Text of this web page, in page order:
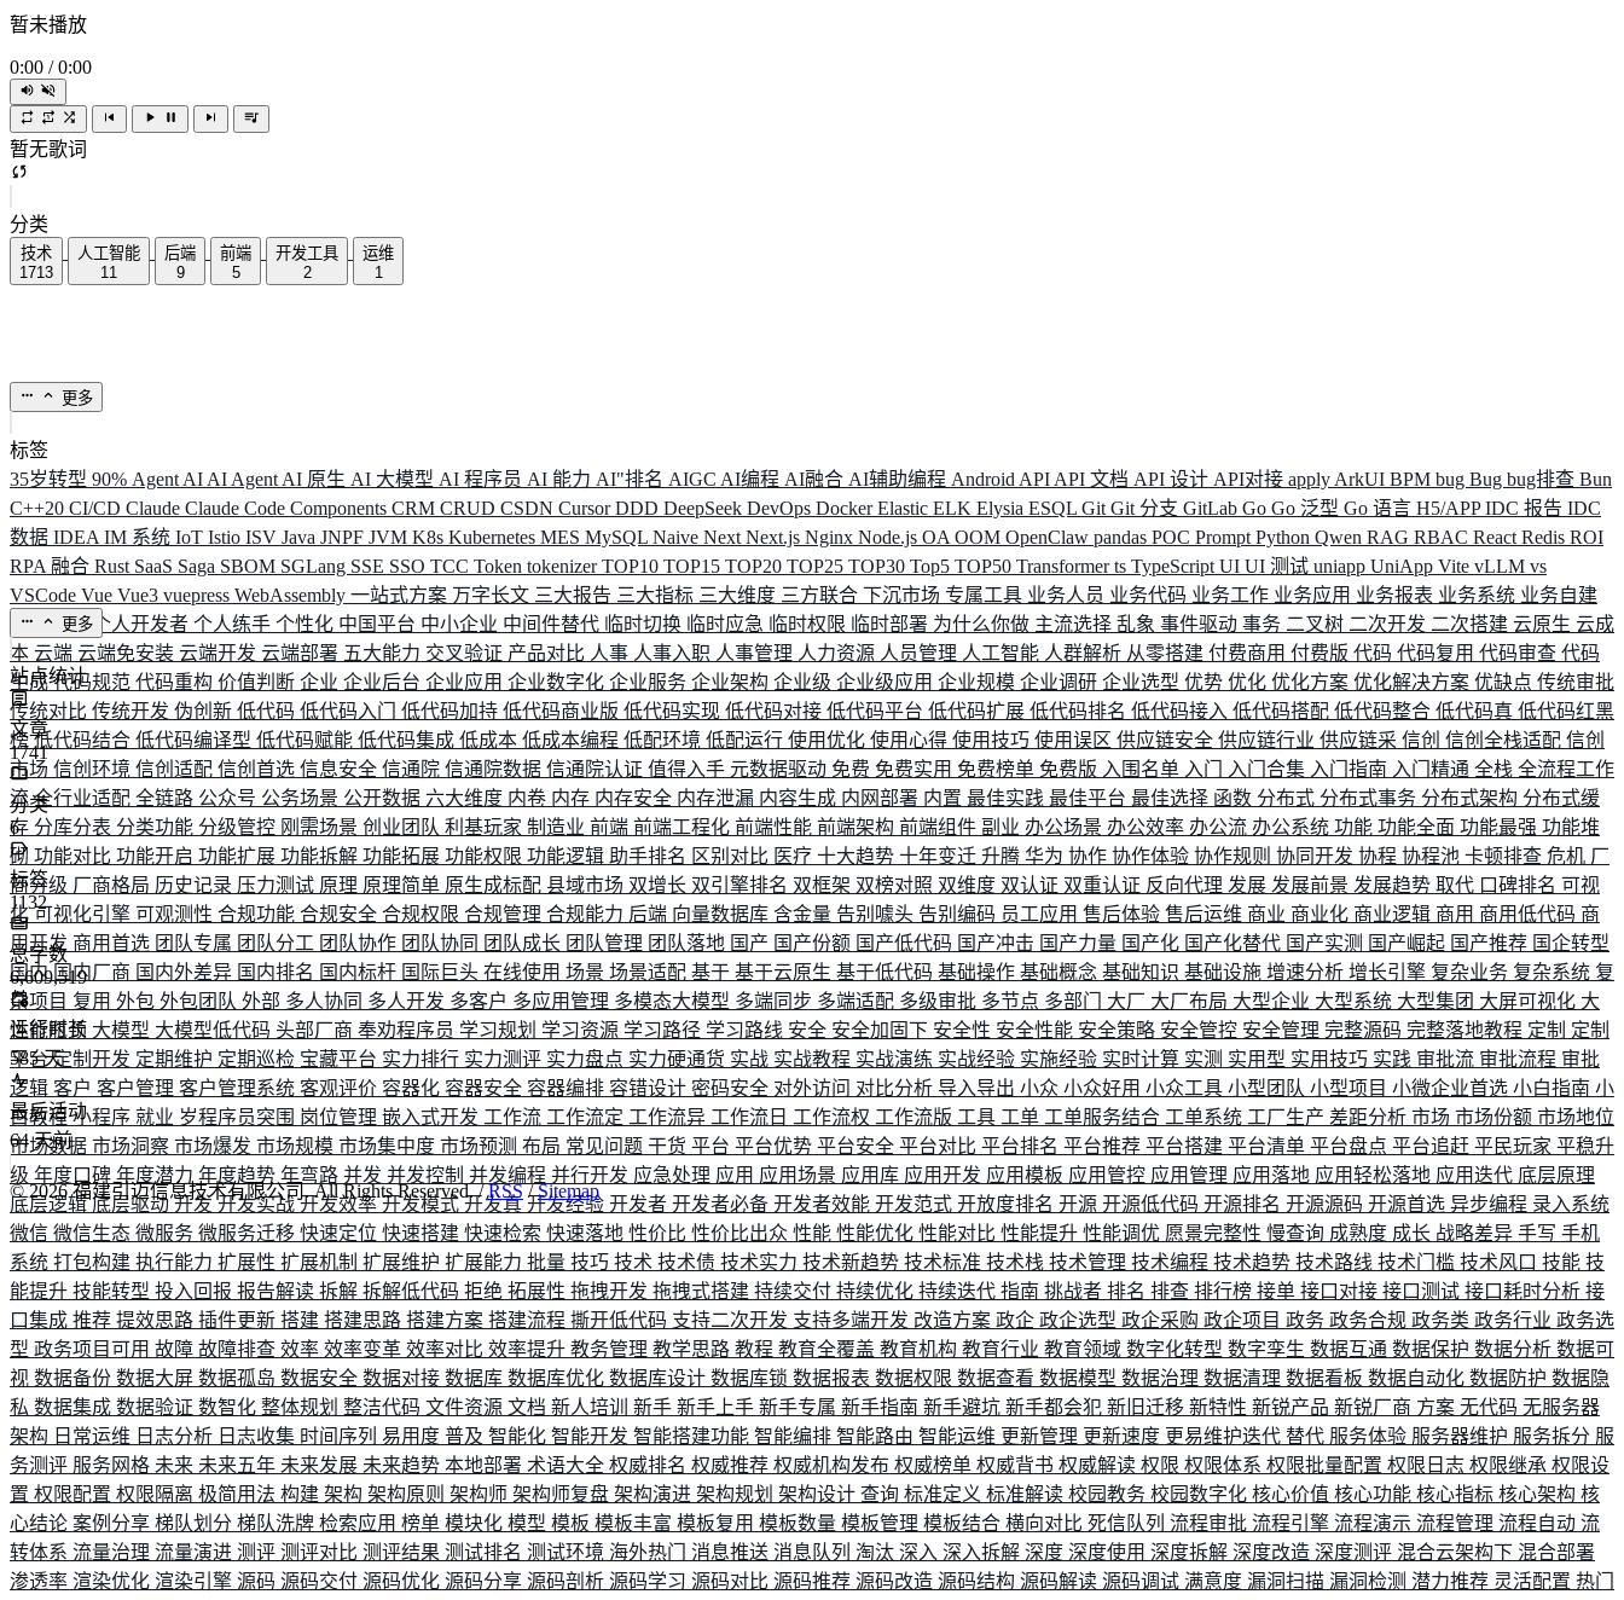
暂未播放
0:00 / 0:00
暂无歌词
分类
技术
1713
人工智能
11
后端
9
前端
5
开发工具
2
运维
1
更多
标签
35岁转型 90% Agent AI AI Agent AI 原生 AI 大模型 AI 程序员 AI 能力 AI"排名 AIGC AI编程 AI融合 AI辅助编程 Android API API 文档 API 设计 API对接 apply ArkUI BPM bug Bug bug排查 Bun
C++20 CI/CD Claude Claude Code Components CRM CRUD CSDN CursorDDD DeepSeek DevOps DockerElastic ELK Elysia ESQL Git Git 分支 GitLab Go Go 泛型 Go 语言 H5/APPIDC 报告 IDC
数据 IDEA IM 系统 IoT Istio ISV Java JNPF JVM K8s Kubernetes MES MySQL Naive Next Next.js Nginx Node.js OA OOM OpenClaw pandas POC Prompt Python Qwen RAG RBAC React Redis ROI
RPA 融合 Rust SaaS Saga SBOM SGLang SSE SSO TCC Token tokenizerTOP10 TOP15 TOP20 TOP25 TOP30 Top5 TOP50 Transformerts TypeScript UI UI 测试 uniapp UniApp Vite vLLM vs
VSCode Vue Vue3 vuepress WebAssembly 一站式方案 万字长文 三大报告 三大指标 三大维度 三方联合 下沉市场 专属工具 业务人员 业务代码 业务工作 业务应用 业务报表 业务系统 业务自建
业务连续个人开发者 个人练手 个性化 中国平台 中小企业 中间件替代 临时切换 临时应急 临时权限 临时部署 为什么你做 主流选择 乱象 事件驱动 事务 二叉树 二次开发 二次搭建 云原生 云成
本 云端 云端免安装 云端开发 云端部署 五大能力 交叉验证 产品对比 人事 人事入职 人事管理 人力资源 人员管理 人工智能 人群解析 从零搭建 付费商用 付费版 代码 代码复用 代码审查 代码
生成代码规范 代码重构 价值判断 企业 企业后台 企业应用 企业数字化 企业服务 企业架构 企业级 企业级应用 企业规模 企业调研 企业选型 优势 优化 优化方案 优化解决方案 优缺点 传统审批
传统对比 传统开发 伪创新 低代码 低代码入门 低代码加持 低代码商业版 低代码实现 低代码对接 低代码平台 低代码扩展 低代码排名 低代码接入 低代码搭配 低代码整合 低代码真 低代码红黑
榜低代码结合 低代码编译型 低代码赋能 低代码集成 低成本 低成本编程 低配环境 低配运行 使用优化 使用心得 使用技巧 使用误区 供应链安全 供应链行业 供应链采 信创 信创全栈适配 信创
市场 信创环境 信创适配 信创首选 信息安全 信通院 信通院数据 信通院认证 值得入手 元数据驱动 免费 免费实用 免费榜单 免费版 入围名单 入门 入门合集 入门指南 入门精通 全栈 全流程工作
流全行业适配 全链路 公众号 公务场景 公开数据 六大维度 内卷 内存 内存安全 内存泄漏 内容生成 内网部署 内置 最佳实践 最佳平台 最佳选择 函数 分布式 分布式事务 分布式架构 分布式缓
存 分库分表 分类功能 分级管控 刚需场景 创业团队 利基玩家 制造业 前端 前端工程化 前端性能 前端架构 前端组件 副业 办公场景 办公效率 办公流 办公系统 功能 功能全面 功能最强 功能堆
砌 功能对比 功能开启 功能扩展 功能拆解 功能拓展 功能权限 功能逻辑 助手排名 区别对比 医疗 十大趋势 十年变迁 升腾 华为 协作 协作体验 协作规则 协同开发 协程 协程池 卡顿排查 危机 厂
商分级 厂商格局 历史记录 压力测试 原理 原理简单 原生成标配 县域市场 双增长 双引擎排名 双框架 双榜对照 双维度 双认证 双重认证 反向代理 发展 发展前景 发展趋势 取代 口碑排名 可视
化可视化引擎 可观测性 合规功能 合规安全 合规权限 合规管理 合规能力 后端 向量数据库 含金量 告别噱头 告别编码 员工应用 售后体验 售后运维 商业 商业化 商业逻辑 商用 商用低代码 商
用开发 商用首选 团队专属 团队分工 团队协作 团队协同 团队成长 团队管理 团队落地 国产 国产份额 国产低代码 国产冲击 国产力量 国产化 国产化替代 国产实测 国产崛起 国产推荐 国企转型
国内国内厂商 国内外差异 国内排名 国内标杆 国际巨头 在线使用 场景 场景适配 基于 基于云原生 基于低代码 基础操作 基础概念 基础知识 基础设施 增速分析 增长引擎 复杂业务 复杂系统 复
杂项目 复用 外包 外包团队 外部 多人协同 多人开发 多客户 多应用管理 多模态大模型 多端同步 多端适配 多级审批 多节点 多部门 大厂 大厂布局 大型企业 大型系统 大型集团 大屏可视化 大
性能瓶颈 大模型 大模型低代码 头部厂商 奉劝程序员 学习规划 学习资源 学习路径 学习路线 安全 安全加固下 安全性 安全性能 安全策略 安全管控 安全管理 完整源码 完整落地教程 定制 定制
平台定制开发 定期维护 定期巡检 宝藏平台 实力排行 实力测评 实力盘点 实力硬通货 实战 实战教程 实战演练 实战经验 实施经验 实时计算 实测 实用型 实用技巧 实践 审批流 审批流程 审批
逻辑 客户 客户管理 客户管理系统 客观评价 容器化 容器安全 容器编排 容错设计 密码安全 对外访问 对比分析 导入导出 小众 小众好用 小众工具 小型团队 小型项目 小微企业首选 小白指南 小
白教程小程序 就业 岁程序员突围 岗位管理 嵌入式开发 工作流 工作流定 工作流异 工作流日 工作流权 工作流版 工具 工单 工单服务结合 工单系统 工厂生产 差距分析 市场 市场份额 市场地位
市场数据 市场洞察 市场爆发 市场规模 市场集中度 市场预测 布局 常见问题 干货 平台 平台优势 平台安全 平台对比 平台排名 平台推荐 平台搭建 平台清单 平台盘点 平台追赶 平民玩家 平稳升
级 年度口碑 年度潜力 年度趋势 年弯路 并发 并发控制 并发编程 并行开发 应急处理 应用 应用场景 应用库 应用开发 应用模板 应用管控 应用管理 应用落地 应用轻松落地 应用迭代 底层原理
底层逻辑底层驱动开发开发实战开发效率开发模式开发真开发经验 开发者 开发者必备 开发者效能 开发范式 开放度排名 开源 开源低代码 开源排名 开源源码 开源首选 异步编程 录入系统
微信 微信生态 微服务 微服务迁移 快速定位 快速搭建 快速检索 快速落地 性价比 性价比出众 性能 性能优化 性能对比 性能提升 性能调优 愿景完整性 慢查询 成熟度 成长 战略差异 手写 手机
系统 打包构建 执行能力 扩展性 扩展机制 扩展维护 扩展能力 批量 技巧 技术 技术债 技术实力 技术新趋势 技术标准 技术栈 技术管理 技术编程 技术趋势 技术路线 技术门槛 技术风口 技能 技
能提升 技能转型 投入回报 报告解读 拆解 拆解低代码 拒绝 拓展性 拖拽开发 拖拽式搭建 持续交付 持续优化 持续迭代 指南 挑战者 排名 排查 排行榜 接单 接口对接 接口测试 接口耗时分析 接
口集成 推荐 提效思路 插件更新 搭建 搭建思路 搭建方案 搭建流程 撕开低代码 支持二次开发 支持多端开发 改造方案 政企 政企选型 政企采购 政企项目 政务 政务合规 政务类 政务行业 政务选
型 政务项目可用 故障 故障排查 效率 效率变革 效率对比 效率提升 教务管理 教学思路 教程 教育全覆盖 教育机构 教育行业 教育领域 数字化转型 数字孪生 数据互通 数据保护 数据分析 数据可
视 数据备份 数据大屏 数据孤岛 数据安全 数据对接 数据库 数据库优化 数据库设计 数据库锁 数据报表 数据权限 数据查看 数据模型 数据治理 数据清理 数据看板 数据自动化 数据防护 数据隐
私 数据集成 数据验证 数智化 整体规划 整洁代码 文件资源 文档 新人培训 新手 新手上手 新手专属 新手指南 新手避坑 新手都会犯 新旧迁移 新特性 新锐产品 新锐厂商 方案 无代码 无服务器
架构 日常运维 日志分析 日志收集 时间序列 易用度 普及 智能化 智能开发 智能搭建功能 智能编排 智能路由 智能运维 更新管理 更新速度 更易维护迭代 替代 服务体验 服务器维护 服务拆分 服
务测评 服务网格 未来 未来五年 未来发展 未来趋势 本地部署 术语大全 权威排名 权威推荐 权威机构发布 权威榜单 权威背书 权威解读 权限 权限体系 权限批量配置 权限日志 权限继承 权限设
置 权限配置 权限隔离 极简用法 构建 架构 架构原则 架构师 架构师复盘 架构演进 架构规划 架构设计 查询 标准定义 标准解读 校园教务 校园数字化 核心价值 核心功能 核心指标 核心架构 核
心结论 案例分享 梯队划分 梯队洗牌 检索应用 榜单 模块化 模型 模板 模板丰富 模板复用 模板数量 模板管理 模板结合 横向对比 死信队列 流程审批 流程引擎 流程演示 流程管理 流程自动 流
转体系 流量治理 流量演进 测评 测评对比 测评结果 测试排名 测试环境 海外热门 消息推送 消息队列 淘汰 深入 深入拆解 深度 深度使用 深度拆解 深度改造 深度测评 混合云架构下 混合部署
渗透率 渲染优化 渲染引擎 源码 源码交付 源码优化 源码分享 源码剖析 源码学习 源码对比 源码推荐 源码改造 源码结构 源码解读 源码调试 满意度 漏洞扫描 漏洞检测 潜力推荐 灵活配置 热门
更多
站点统计
文章
1741
分类
6
标签
1132
总字数
6,609,519
运行时长
585 天
最后活动
64 天前
©2026福建引迈信息技术有限公司. All Rights Reserved. /RSS/Sitemap